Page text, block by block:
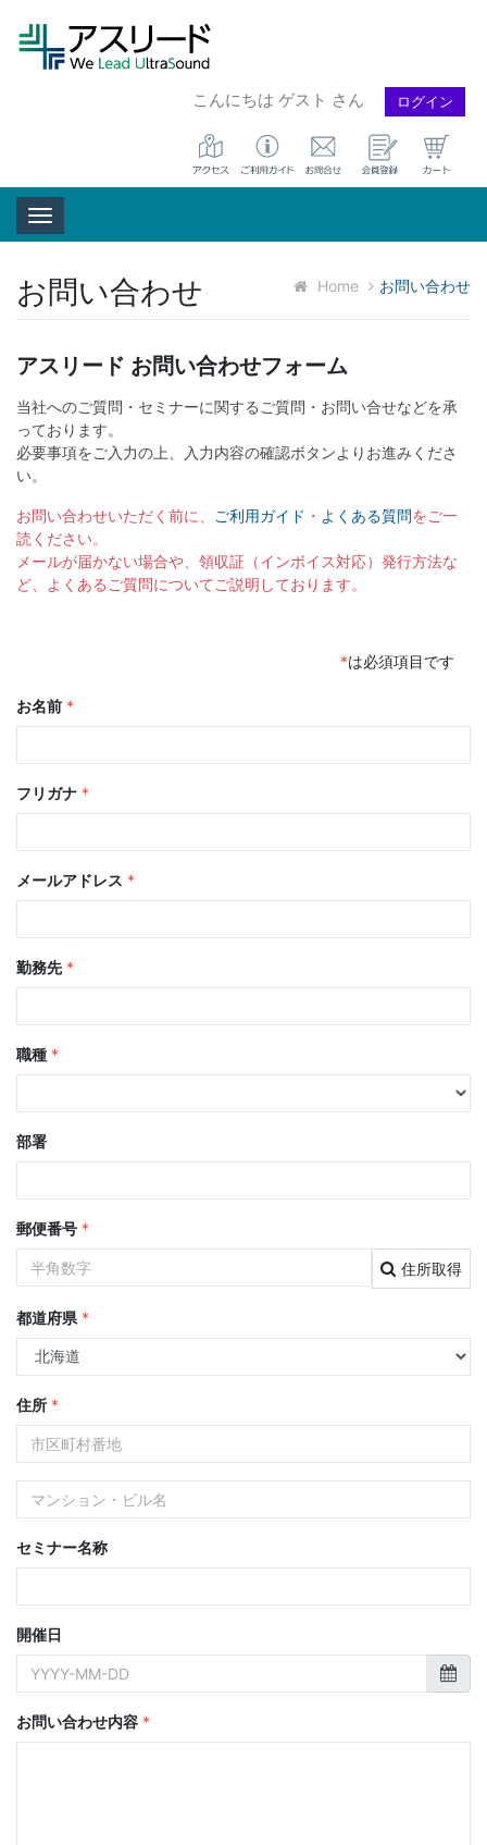
こんにちは ゲスト さん ログイン
Toggle navigation
お問い合わせ Home お問い合わせ
アスリード お問い合わせフォーム
当社へのご質問・セミナーに関するご質問・お問い合せなどを承
っております。
必要事項をご入力の上、入力内容の確認ボタンよりお進みくださ
い。
お問い合わせいただく前に、 ご利用ガイド ・ よくある質問をご一
読ください。
メールが届かない場合や、領収証（インボイス対応）発行方法な
ど、よくあるご質問についてご説明しております。
*は必須項目です
お名前 *
フリガナ *
メールアドレス *
勤務先 *
職種 *
部署
郵便番号 *
住所取得
都道府県 *
住所 *
セミナー名称
開催日
お問い合わせ内容 *